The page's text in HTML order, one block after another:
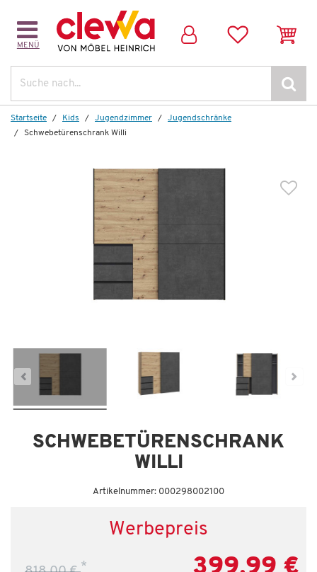
MENÜ
Startseite Kids Jugendzimmer
Jugendschränke
Schwebetürenschrank Willi
SCHWEBETÜRENSCHRANK
WILLI
Artikelnummer: 000298002100
Werbepreis
*
Weitere Artikel aus der Serie
Wenige verfügbar
Schwebetürenschrank
Willi
876,00 €
449,99 €